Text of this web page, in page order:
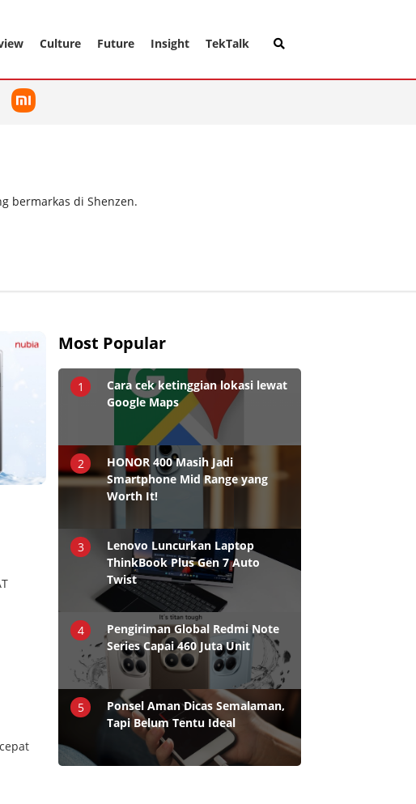
Culture Future Insight TekTalk
bermarkas di Shenzen.
Most Popular
1
Cara cek ketinggian lokasi lewat
Google Maps
2
HONOR 400 Masih Jadi
Smartphone Mid Range yang
Worth It!
3
Lenovo Luncurkan Laptop
ThinkBook Plus Gen 7 Auto
Twist
4
Pengiriman Global Redmi Note
Series Capai 460 Juta Unit
5
Ponsel Aman Dicas Semalaman,
Tapi Belum Tentu Ideal